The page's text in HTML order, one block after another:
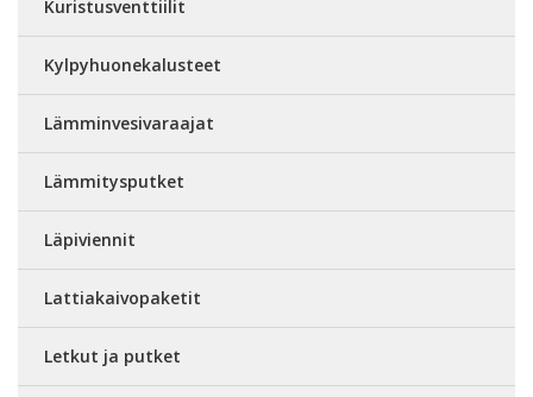
Kuristusventtiilit
Kylpyhuonekalusteet
Lämminvesivaraajat
Lämmitysputket
Läpiviennit
Lattiakaivopaketit
Letkut ja putket